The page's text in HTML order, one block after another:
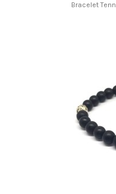
Bracelet